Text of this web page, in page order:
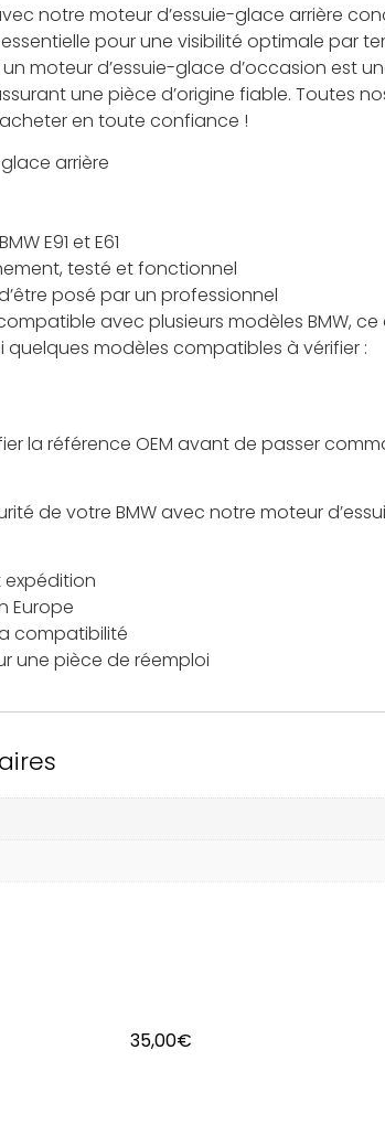
notre moteur d’essuie-glace arrière
pour une visibilité optimale par
moteur d’essuie-glace d’occasion est
une pièce d’origine fiable. Toutes
en toute confiance !
arrière
E91 et E61
testé et fonctionnel
posé par un professionnel
avec plusieurs modèles BMW,
modèles compatibles à vérifier :
la référence OEM avant de passer
de votre BMW avec notre moteur
Europe
compatibilité
une pièce de réemploi
35,00€